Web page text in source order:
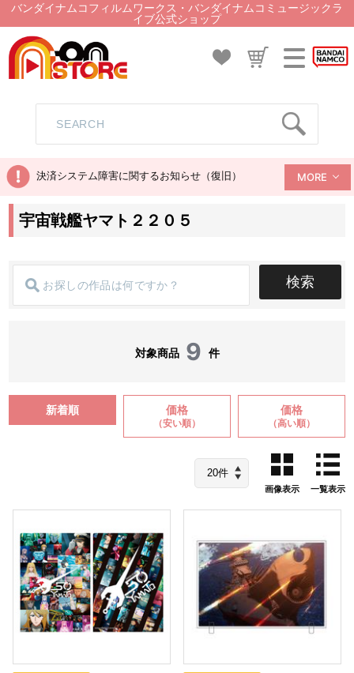
バンダイナムコフィルムワークス・バンダイナムコミュージックラ
イブ公式ショップ
決済システム障害に関するお知らせ（復旧） MORE
宇宙戦艦ヤマト２２０５
検索
対象商品 9 件
新着順 価格
（安い順）
価格
（高い順）
画像表示 一覧表示